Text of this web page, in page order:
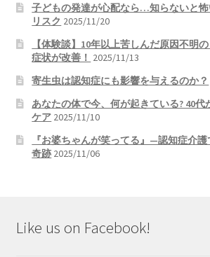
子どもの発達が心配なら…知らないと
リスク 2025/11/20
【体験談】10年以上苦しんだ原因不明
症状が改善！ 2025/11/13
寄生虫は認知症にも影響を与えるのか？
あなたの体で今、何が起きている? 40
ケア 2025/11/10
『お婆ちゃんが笑ってる』—認知症介
奇跡 2025/11/06
Like us on Facebook!